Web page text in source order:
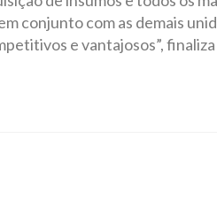
conjunto com as demais
e vantajosos”,